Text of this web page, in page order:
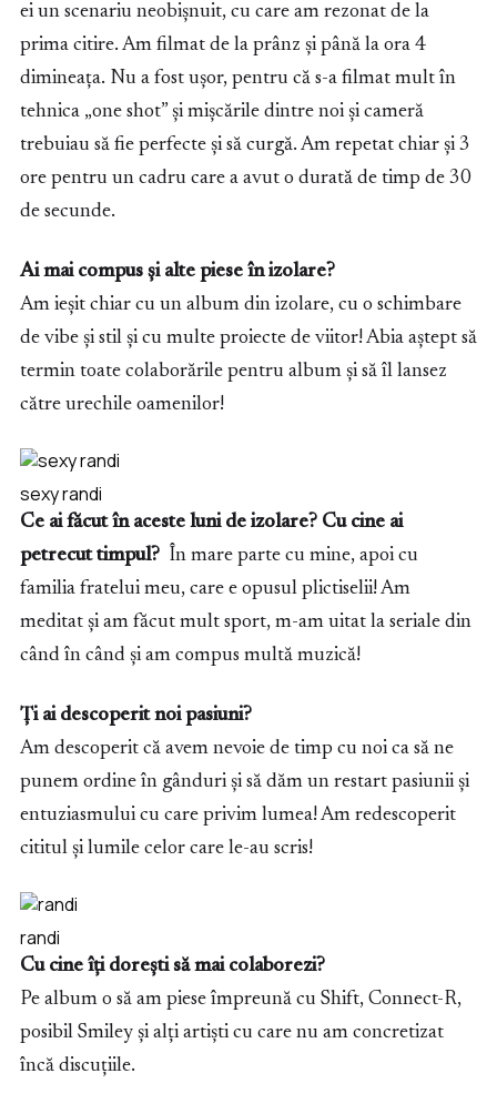
ei un scenariu neobișnuit, cu care am rezonat de la
prima citire. Am filmat de la prânz și până la ora 4
dimineața. Nu a fost ușor, pentru că s-a filmat mult în
tehnica „one shot” și mișcările dintre noi și cameră
trebuiau să fie perfecte și să curgă. Am repetat chiar și 3
ore pentru un cadru care a avut o durată de timp de 30
de secunde.
Ai mai compus și alte piese în izolare?
Am ieșit chiar cu un album din izolare, cu o schimbare
de vibe și stil și cu multe proiecte de viitor! Abia aștept să
termin toate colaborările pentru album și să îl lansez
către urechile oamenilor!
sexy randi
Ce ai făcut în aceste luni de izolare? Cu cine ai
petrecut timpul? În mare parte cu mine, apoi cu
familia fratelui meu, care e opusul plictiselii! Am
meditat și am făcut mult sport, m-am uitat la seriale din
când în când și am compus multă muzică!
Ți ai descoperit noi pasiuni?
Am descoperit că avem nevoie de timp cu noi ca să ne
punem ordine în gânduri și să dăm un restart pasiunii și
entuziasmului cu care privim lumea! Am redescoperit
cititul și lumile celor care le-au scris!
randi
Cu cine îți dorești să mai colaborezi?
Pe album o să am piese împreună cu Shift, Connect-R,
posibil Smiley și alți artiști cu care nu am concretizat
încă discuțiile.